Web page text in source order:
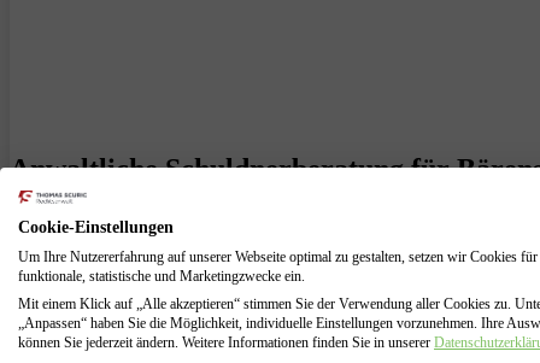
Anwaltliche Schuldnerberatung für
Bärenstein, 17. Dezember 2020:
Sie sind auf der Suche nach einer Lösung, um schuldenfrei zu
Rechtsanwalt Thomas Scuric ist ein Fachanwalt für Insolvenzrecht
Durch das neue Gesetz wurde die Dauer der Restschuldbefreiung
Cookie-Einstellungen
Um Ihre Nutzererfahrung auf unserer Webseite optimal zu gestalten, setzen wir Cookies für
funktionale, statistische und Marketingzwecke ein.
Mit einem Klick auf „Alle akzeptieren“ stimmen Sie der Verwendung aller Cookies zu.
„Anpassen“ haben Sie die Möglichkeit, individuelle Einstellungen vorzunehmen. Ihre
können Sie jederzeit ändern. Weitere Informationen finden Sie in unserer